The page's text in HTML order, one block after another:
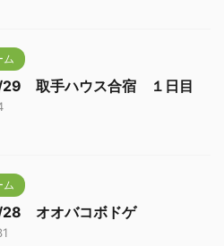
ム
取手ハウス合宿 １日目
ム
オオバコボドゲ